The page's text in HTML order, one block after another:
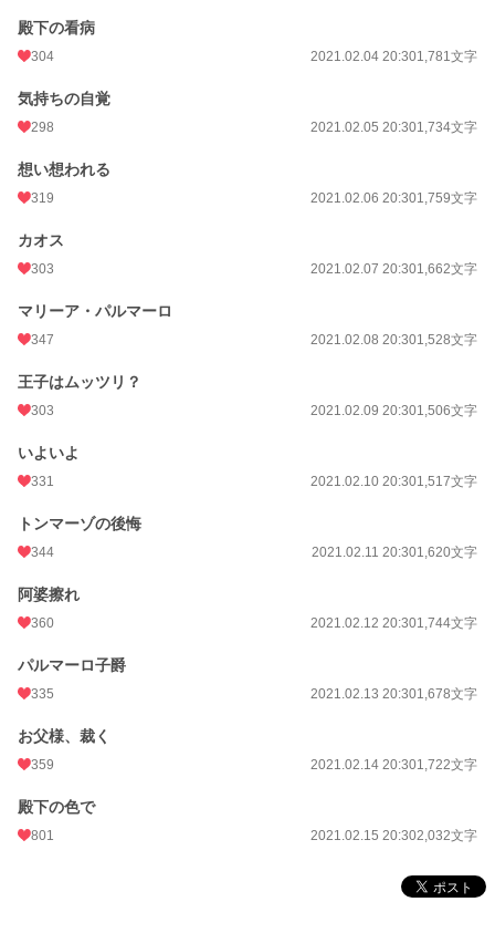
殿下の看病
304 2021.02.04 20:301,781文字
気持ちの自覚
298 2021.02.05 20:301,734文字
想い想われる
319 2021.02.06 20:301,759文字
カオス
303 2021.02.07 20:301,662文字
マリーア・パルマーロ
347 2021.02.08 20:301,528文字
王子はムッツリ？
303 2021.02.09 20:301,506文字
いよいよ
331 2021.02.10 20:301,517文字
トンマーゾの後悔
344 2021.02.11 20:301,620文字
阿婆擦れ
360 2021.02.12 20:301,744文字
パルマーロ子爵
335 2021.02.13 20:301,678文字
お父様、裁く
359 2021.02.14 20:301,722文字
殿下の色で
801 2021.02.15 20:302,032文字